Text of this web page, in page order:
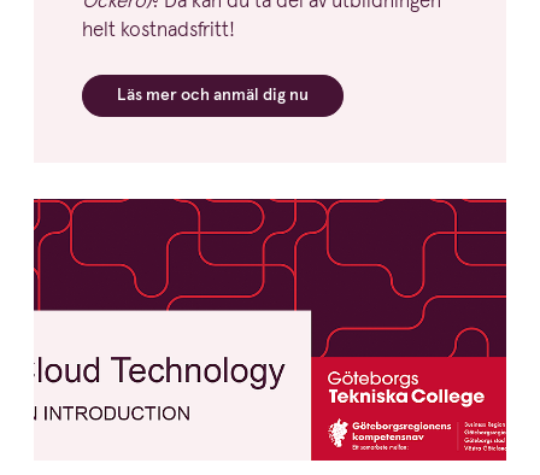
helt kostnadsfritt!
Läs mer och anmäl dig nu